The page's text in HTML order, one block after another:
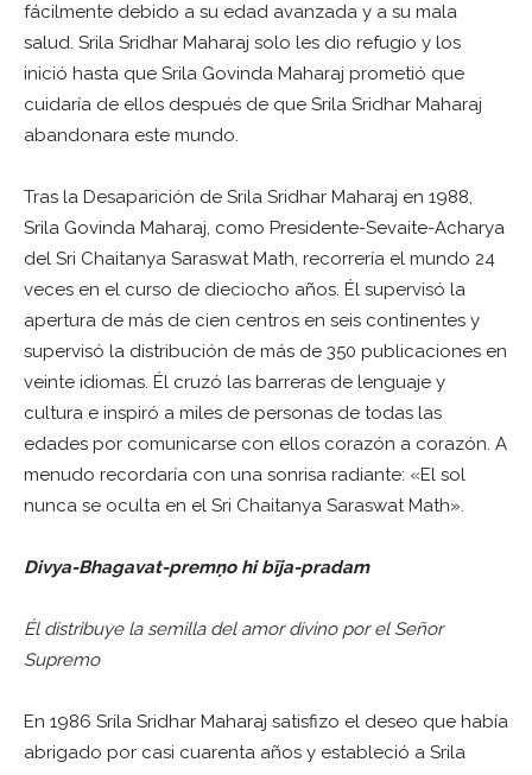
fácilmente debido a su edad avanzada y a su mala
salud. Srila Sridhar Maharaj solo les dio refugio y los
inició hasta que Srila Govinda Maharaj prometió que
cuidaría de ellos después de que Srila Sridhar Maharaj
abandonara este mundo.
Tras la Desaparición de Srila Sridhar Maharaj en 1988,
Srila Govinda Maharaj, como Presidente-Sevaite-Acharya
del Sri Chaitanya Saraswat Math, recorrería el mundo 24
veces en el curso de dieciocho años. Él supervisó la
apertura de más de cien centros en seis continentes y
supervisó la distribución de más de 350 publicaciones en
veinte idiomas. Él cruzó las barreras de lenguaje y
cultura e inspiró a miles de personas de todas las
edades por comunicarse con ellos corazón a corazón. A
menudo recordaría con una sonrisa radiante: «El sol
nunca se oculta en el Sri Chaitanya Saraswat Math».
Divya-Bhagavat-premṇo hi bīja-pradam
Él distribuye la semilla del amor divino por el Señor
Supremo
En 1986 Srila Sridhar Maharaj satisfizo el deseo que había
abrigado por casi cuarenta años y estableció a Srila